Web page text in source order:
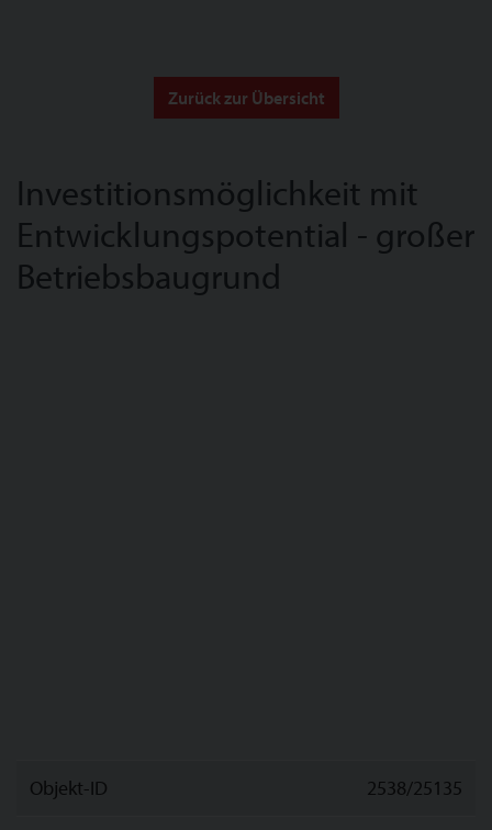
Zurück zur Übersicht
Investitionsmöglichkeit mit
Entwicklungspotential - großer
Betriebsbaugrund
Objekt-ID 2538/25135